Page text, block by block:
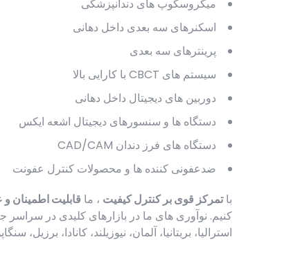
میکروسکوپ های دندانپزشکی
اسکنرهای سه بعدی داخل دهانی
پرینترهای سه بعدی
سیستم های CBCT با کارایی بالا
دوربین های دیجیتال داخل دهانی
دستگاه ها و سنسورهای دیجیتال اشعه ایکس
دستگاه های فرز دندان CAD/CAM
ضدعفونی کننده ها و محصولات کنترل عفونت
باتمرکز قوی بر کنترل کیفیت ، ما قابلیت اطمینان
کنیم. نوآوری های ما در بازارهای کلیدی در سراسر
استرالیا، بریتانیا، آلمان، نیوزیلند، کانادا،